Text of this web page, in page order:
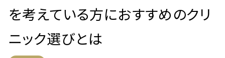
を考えている方におすすめのクリ
ニック選びとは